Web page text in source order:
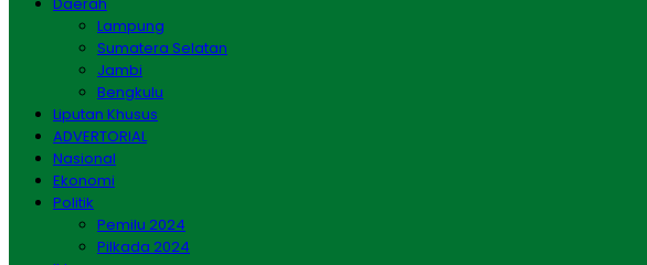
Lampung
Sumatera Selatan
Jambi
Bengkulu
Liputan Khusus
ADVERTORIAL
Nasional
Ekonomi
Politik
Pemilu 2024
Pilkada 2024